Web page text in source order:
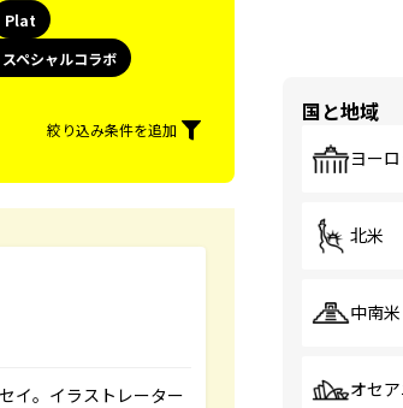
Plat
ペシャルコラボ
絞り込み条件を追加
イ。イラストレーター
国と地域
ヨー
北米
中南米
オセ